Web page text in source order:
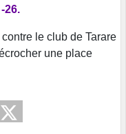
26.
le club de Tarare
une place